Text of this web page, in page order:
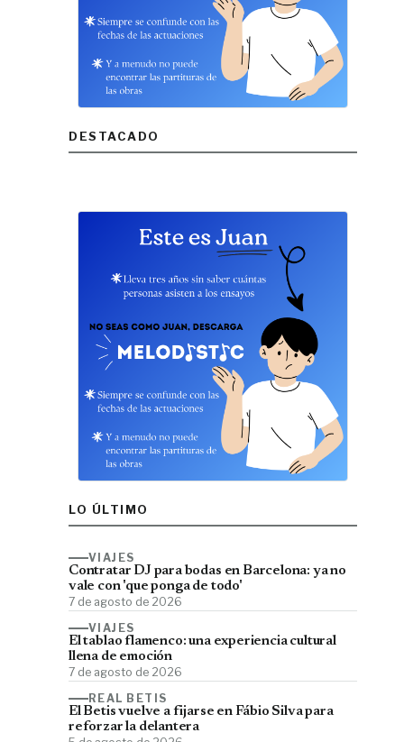
DESTACADO
LO ÚLTIMO
VIAJES
Contratar DJ para bodas en Barcelona: ya no
vale con 'que ponga de todo'
7 de agosto de 2026
VIAJES
El tablao flamenco: una experiencia cultural
llena de emoción
7 de agosto de 2026
REAL BETIS
El Betis vuelve a fijarse en Fábio Silva para
reforzar la delantera